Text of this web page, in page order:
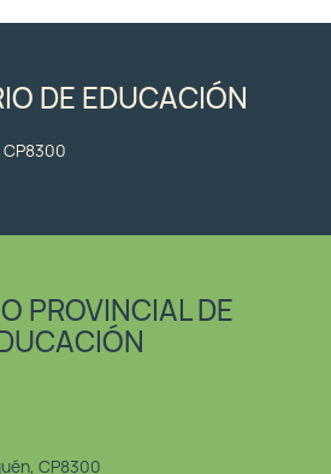
DE EDUCACIÓN
CP8300
PROVINCIAL DE
CP8300